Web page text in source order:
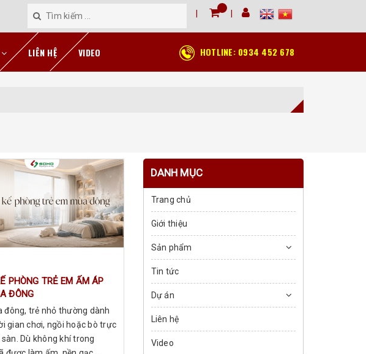
LIÊN HỆ VIDEO HOTLINE: 0934 452 678
PHÒNG TRẺ EM ẤM ÁP
ĐÔNG
đông, trẻ nhỏ thường dành
gian chơi, ngồi hoặc bò trực
Dù không khí trong
DANH MỤC
Trang chủ
Giới thiệu
Sản phẩm
Tin tức
Dự án
Liên hệ
Video